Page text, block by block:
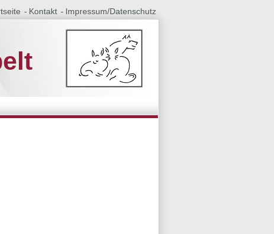
Kontakt Impressum/Datenschutz